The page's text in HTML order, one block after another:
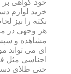
خود گواهی بر
خرید لوازم
نکته را نیز
هر وجهی در
مشاهده و
ای می تواند
اجناسی مثل
حتی طلای دست